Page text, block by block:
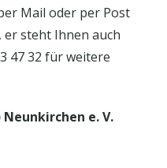
Mail oder per Post
er steht Ihnen auch
47 32 für weitere
e. V.